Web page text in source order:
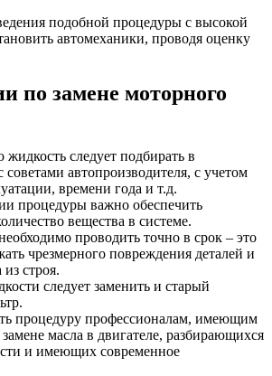
подобной процедуры с высокой
автомеханики, проводя оценку
по замене моторного
следует подбирать в
советами автопроизводителя, с учетом
времени года и т.д.
процедуры важно обеспечить
вещества в системе.
проводить точно в срок – это
чрезмерного повреждения деталей и
строя.
следует заменить и старый
процедуру профессионалам, имеющим
масла в двигателе, разбирающихся
и имеющих современное